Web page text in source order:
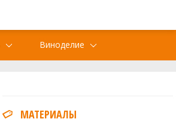
Виноделие
МАТЕРИАЛЫ